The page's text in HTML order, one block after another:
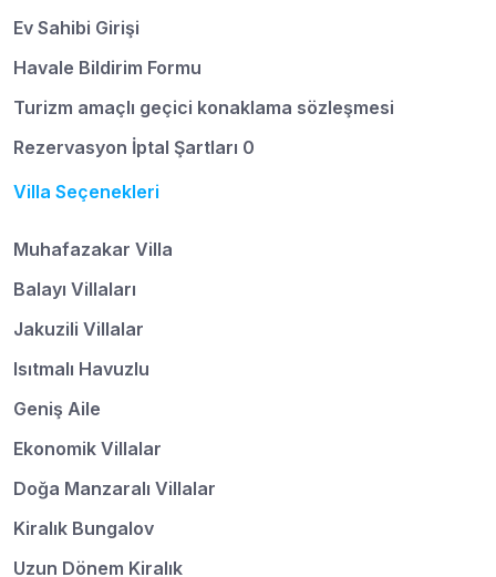
Ev Sahibi Girişi
Havale Bildirim Formu
Turizm amaçlı geçici konaklama sözleşmesi
Rezervasyon İptal Şartları 0
Villa Seçenekleri
Muhafazakar Villa
Balayı Villaları
Jakuzili Villalar
Isıtmalı Havuzlu
Geniş Aile
Ekonomik Villalar
Doğa Manzaralı Villalar
Kiralık Bungalov
Uzun Dönem Kiralık